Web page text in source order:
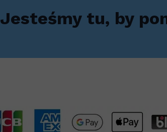
Jesteśmy tu, by